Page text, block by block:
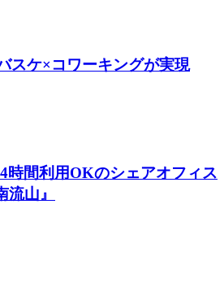
スケ×コワーキングが実現
時間利用OKのシェアオフィス
流山』